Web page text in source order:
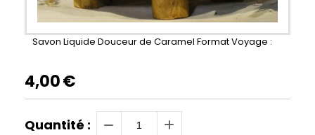
Savon Liquide Douceur de Caramel Format Voyage :
4,00€
Quantité :